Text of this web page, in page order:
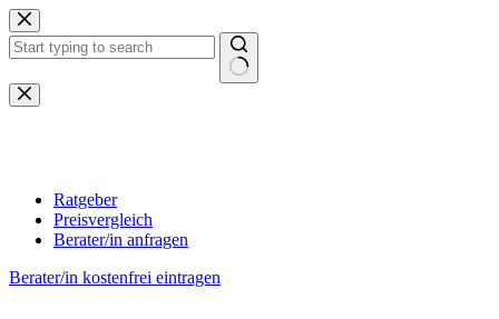
Zum
Inhalt
springen
Keine
Ergebnisse
Ratgeber
Preisvergleich
Berater/in anfragen
Berater/in kostenfrei eintragen